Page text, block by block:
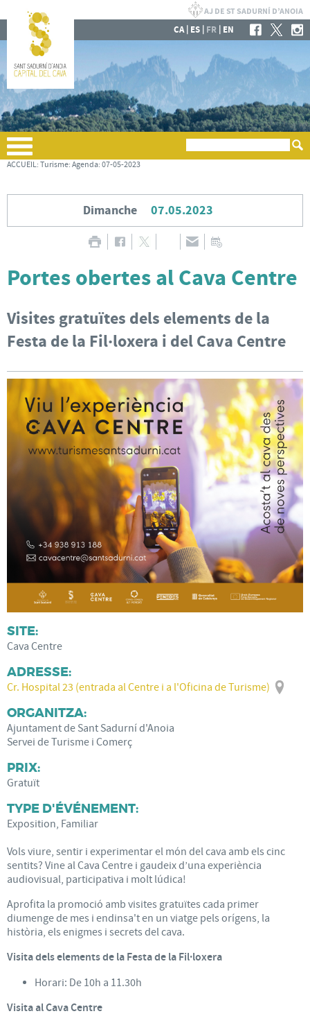
CA| ES | FR | EN
ACCUEIL: Turisme: Agenda: 07-05-2023
Dimanche 07.05.2023
Portes obertes al Cava Centre
Visites gratuïtes dels elements de la
Festa de la Fil·loxera i del Cava Centre
SITE:
Cava Centre
ADRESSE:
Cr. Hospital 23 (entrada al Centre i a l'Oficina de Turisme)
ORGANITZA:
Ajuntament de Sant Sadurní d'Anoia
Servei de Turisme i Comerç
PRIX:
Gratuït
TYPE D'ÉVÉNEMENT:
Exposition, Familiar
Vols viure, sentir i experimentar el món del cava amb els cinc
sentits? Vine al Cava Centre i gaudeix d’una experiència
audiovisual, participativa i molt lúdica!
Aprofita la promoció amb visites gratuïtes cada primer
diumenge de mes i endinsa't en un viatge pels orígens, la
història, els enigmes i secrets del cava.
Visita dels elements de la Festa de la Fil·loxera
Horari: De 10h a 11.30h
Visita al Cava Centre